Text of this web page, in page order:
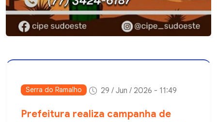
Serra do Ramalho 29 / Jun / 2026 - 11:49
Prefeitura realiza campanha de